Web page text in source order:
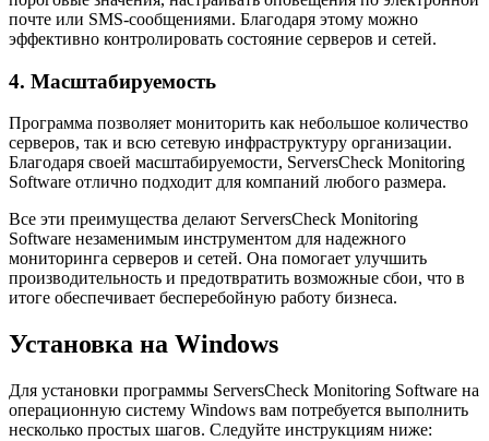
почте или SMS-сообщениями. Благодаря этому можно
эффективно контролировать состояние серверов и сетей.
4. Масштабируемость
Программа позволяет мониторить как небольшое количество
серверов, так и всю сетевую инфраструктуру организации.
Благодаря своей масштабируемости, ServersCheck Monitoring
Software отлично подходит для компаний любого размера.
Все эти преимущества делают ServersCheck Monitoring
Software незаменимым инструментом для надежного
мониторинга серверов и сетей. Она помогает улучшить
производительность и предотвратить возможные сбои, что в
итоге обеспечивает бесперебойную работу бизнеса.
Установка на Windows
Для установки программы ServersCheck Monitoring Software на
операционную систему Windows вам потребуется выполнить
несколько простых шагов. Следуйте инструкциям ниже: